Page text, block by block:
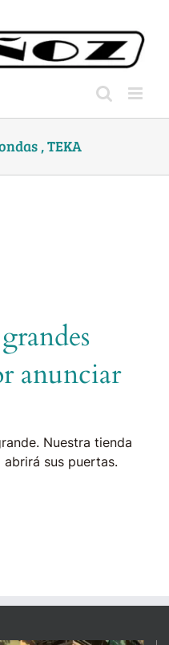
, TEKA
anunciar
Nuestra tienda
sus puertas.